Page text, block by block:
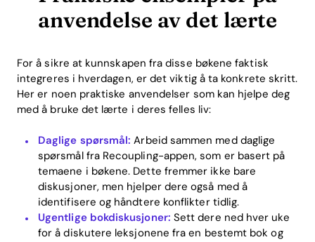
Blog
Download
anvendelse av det lærte
For å sikre at kunnskapen fra disse bøkene faktisk
integreres i hverdagen, er det viktig å ta konkrete skritt.
Her er noen praktiske anvendelser som kan hjelpe deg
med å bruke det lærte i deres felles liv:
Daglige spørsmål: Arbeid sammen med daglige
spørsmål fra Recoupling-appen, som er basert på
temaene i bøkene. Dette fremmer ikke bare
diskusjoner, men hjelper dere også med å
identifisere og håndtere konflikter tidlig.
Ugentlige bokdiskusjoner: Sett dere ned hver uke
for å diskutere leksjonene fra en bestemt bok og